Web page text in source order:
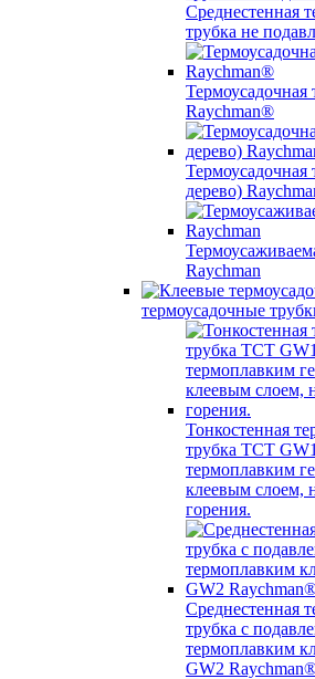
Среднестенная
трубка не
Термоусадочная
Raychman®
дерево)
Raychman
термоусадочные
Тонкостенная
трубка TCT
термоплавким
клеевым слоем,
горения.
Среднестенная
трубка c
термоплавким
GW2